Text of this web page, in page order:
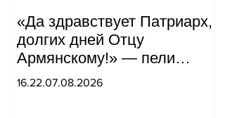
«Да здравствует Патриарх,
долгих дней Отцу
Армянскому!» — пели
горожане во дворе.
16.22.07.08.2026